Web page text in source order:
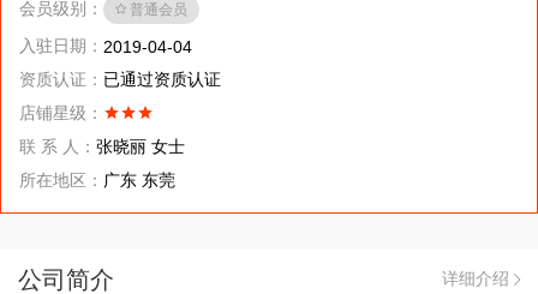
会员级别： 普通会员
入驻日期： 2019-04-04
资质认证： 已通过资质认证
店铺星级：
联 系 人： 张晓丽 女士
所在地区： 广东 东莞
公司简介 详细介绍